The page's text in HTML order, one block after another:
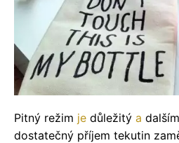
Pitný režim je důležitý a
dostatečný příjem tekutin